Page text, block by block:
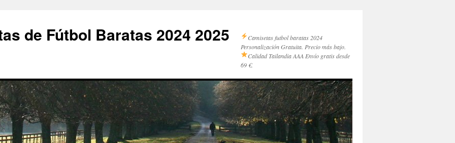
de Fútbol Baratas 2024 2025
Camisetas futbol baratas 2024
Personalización Gratuita. Precio más bajo.
Calidad Tailandia AAA Envío gratis desde
69 €.